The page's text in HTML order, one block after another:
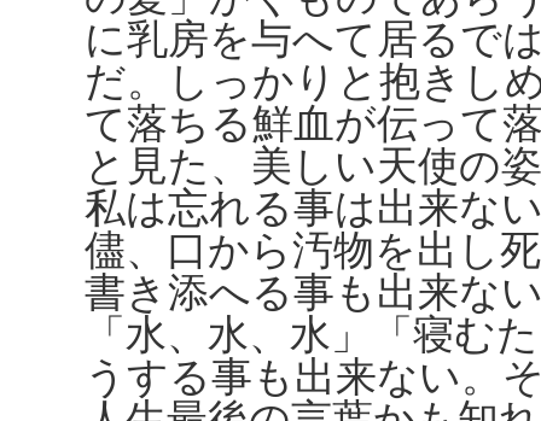
に乳房を与へて居るで
だ。しっかりと抱きし
て落ちる鮮血が伝って
と見た、美しい天使の
私は忘れる事は出来な
儘、口から汚物を出し
書き添へる事も出来な
「水、水、水」「寝む
うする事も出来ない。